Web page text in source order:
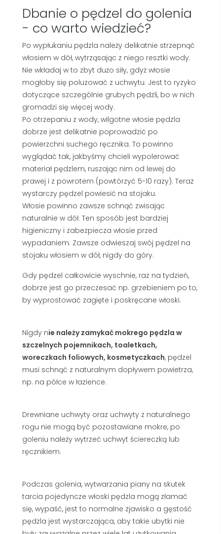
Dbanie o pędzel do golenia
- co warto wiedzieć?
Po wypłukaniu pędzla należy delikatnie strzepnąć
włosiem w dół, wytrząsając z niego resztki wody.
Nie wkładaj w to zbyt dużo siły, gdyż włosie
mogłoby się poluzować z uchwytu. Jest to ryzyko
dotyczące szczególnie grubych pędzli, bo w nich
gromadzi się więcej wody.
Po otrzepaniu z wody, wilgotne włosie pędzla
dobrze jest delikatnie poprowadzić po
powierzchni suchego ręcznika. To powinno
wyglądać tak, jakbyśmy chcieli wypolerować
materiał pędzlem, ruszając nim od lewej do
prawej i z powrotem (powtórzyć 5-10 razy). Teraz
wystarczy pędzel powiesić na stojaku.
Włosie powinno zawsze schnąć zwisając
naturalnie w dół. Ten sposób jest bardziej
higieniczny i zabezpiecza włosie przed
wypadaniem. Zawsze odwieszaj swój pędzel na
stojaku włosiem w dół, nigdy do góry.
Gdy pędzel całkowicie wyschnie, raz na tydzień,
dobrze jest go przeczesać np. grzebieniem po to,
by wyprostować zagięte i poskręcane włoski.
Nigdy nie należy zamykać mokrego pędzla w
szczelnych pojemnikach, toaletkach,
woreczkach foliowych, kosmetyczkach, pędzel
musi schnąć z naturalnym dopływem powietrza,
np. na półce w łazience.
Drewniane uchwyty oraz uchwyty z naturalnego
rogu nie mogą być pozostawiane mokre, po
goleniu należy wytrzeć uchwyt ściereczką lub
ręcznikiem.
Podczas golenia, wytwarzania piany na skutek
tarcia pojedyncze włoski pędzla mogą złamać
się, wypaść, jest to normalne zjawisko a gęstość
pędzla jest wystarczająca, aby takie ubytki nie